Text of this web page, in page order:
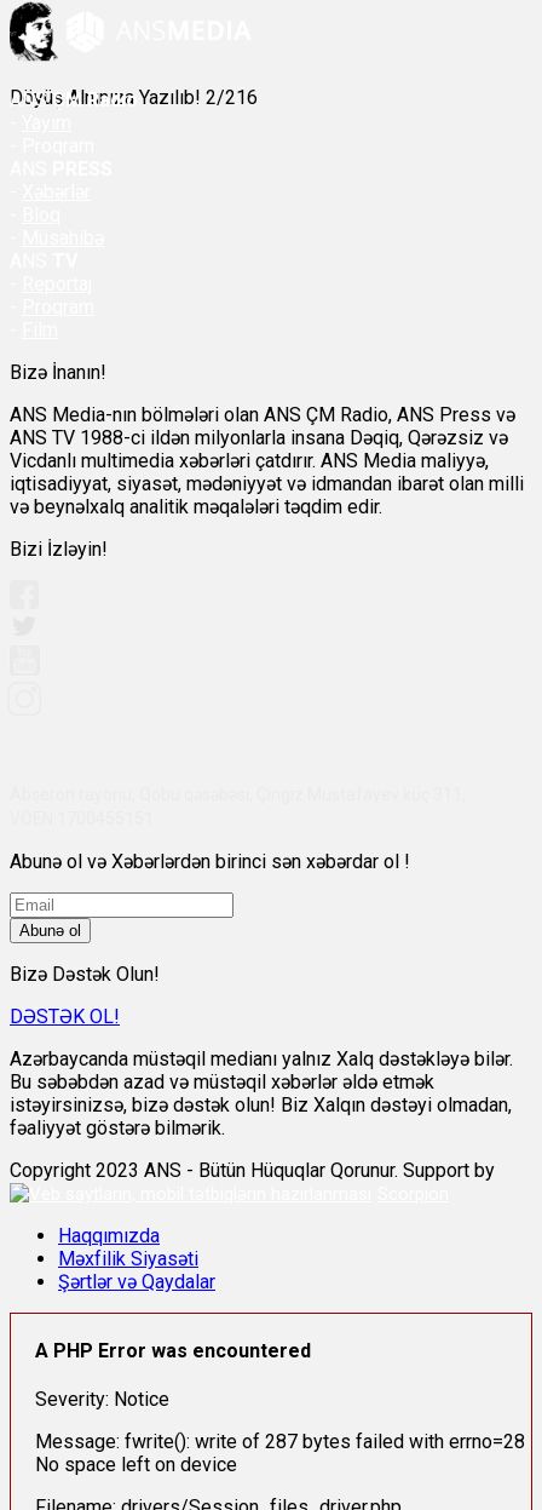
Döyüş Alnınıza Yazılıb! 2/216
ANSÇM Radio
Bizə İnanın!
ANS Media-nın bölmələri olan ANS ÇM Radio, ANS Press və
ANS TV 1988-ci ildən milyonlarla insana Dəqiq, Qərəzsiz və
Vicdanlı multimedia xəbərləri çatdırır. ANS Media maliyyə,
iqtisadiyyat, siyasət, mədəniyyət və idmandan ibarət olan milli
və beynəlxalq analitik məqalələri təqdim edir.
Bizi İzləyin!
Abunə ol və Xəbərlərdən birinci sən xəbərdar ol !
Abunə ol
Bizə Dəstək Olun!
DƏSTƏK OL!
Azərbaycanda müstəqil medianı yalnız Xalq dəstəkləyə bilər.
Bu səbəbdən azad və müstəqil xəbərlər əldə etmək
istəyirsinizsə, bizə dəstək olun! Biz Xalqın dəstəyi olmadan,
fəaliyyət göstərə bilmərik.
Copyright 2023 ANS - Bütün Hüquqlar Qorunur. Support by
Haqqımızda
Məxfilik Siyasəti
Şərtlər və Qaydalar
A PHP Error was encountered
Severity: Notice
Message: fwrite(): write of 287 bytes failed with errno=28
No space left on device